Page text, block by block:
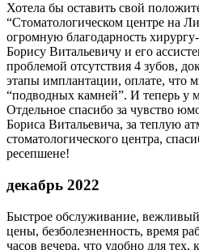
Хотела бы оставить свой
“Стоматологическом центре на
огромную благодарность
Борису Витальевичу и его
проблемой отсутствия 4 зубов,
этапы имплантации, оплате, что
“подводных камней”. И теперь у
Отдельное спасибо за чувство
Бориса Витальевича,​ за теплую
стоматологического центра,
ресепшене!
декабрь 2022
Быстрое обслуживание,
цены, безболезненность, время
часов вечера, что удобно для тех,